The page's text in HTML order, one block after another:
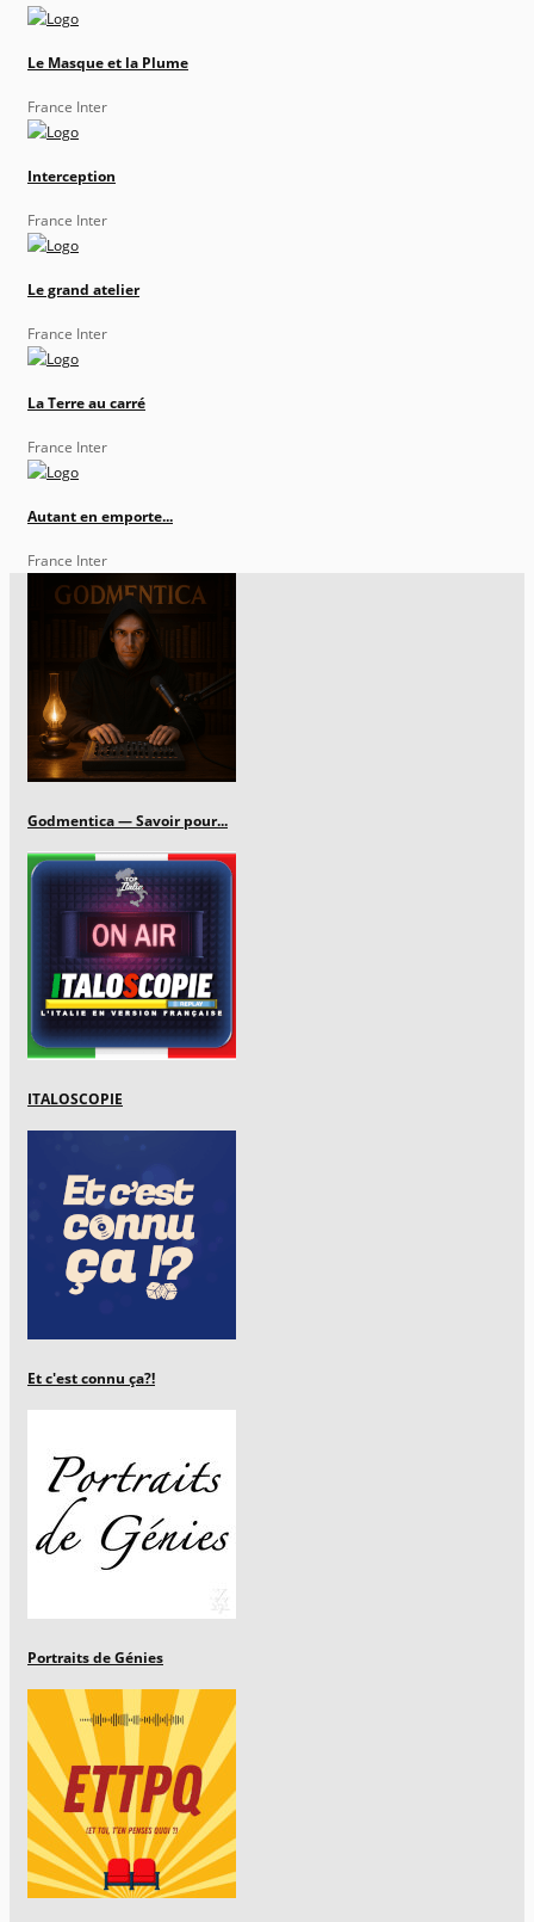
Le Masque et la Plume
France Inter
Interception
France Inter
Le grand atelier
France Inter
La Terre au carré
France Inter
Autant en emporte...
France Inter
Godmentica — Savoir pour...
ITALOSCOPIE
Et c'est connu ça?!
Portraits de Génies